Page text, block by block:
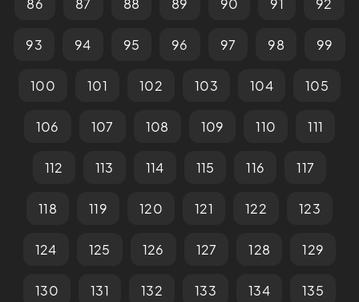
86 87 88 89 90 91 92
93 94 95 96 97 98 99
100 101 102 103 104 105
106 107 108 109 110 111
112 113 114 115 116 117
118 119 120 121 122 123
124 125 126 127 128 129
130 131 132 133 134 135